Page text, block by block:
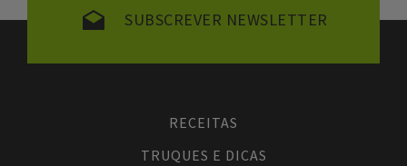
SUBSCREVER NEWSLETTER
RECEITAS
TRUQUES E DICAS